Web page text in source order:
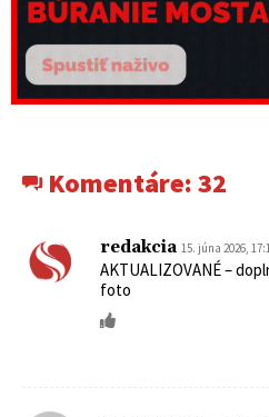
Komentáre:32
redakcia 15. júna 2026,
AKTUALIZOVANÉ –
foto